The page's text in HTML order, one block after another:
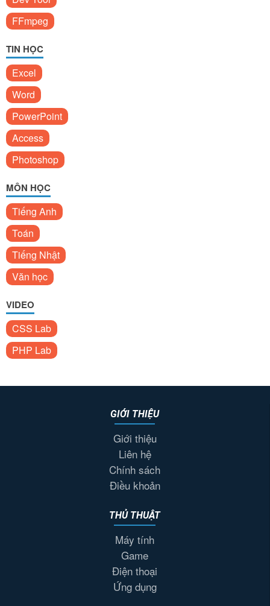
FFmpeg
TIN HỌC
Excel
Word
PowerPoint
Access
Photoshop
MÔN HỌC
Tiếng Anh
Toán
Tiếng Nhật
Văn học
VIDEO
CSS Lab
PHP Lab
GIỚI THIỆU
Giới thiệu
Liên hệ
Chính sách
Điều khoản
THỦ THUẬT
Máy tính
Game
Điện thoại
Ứng dụng